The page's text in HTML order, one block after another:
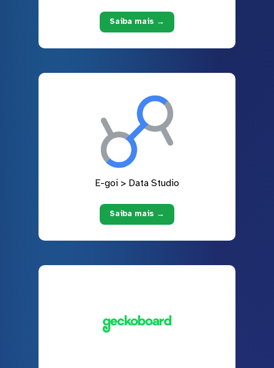
Saiba mais →
E-goi > Data Studio
Saiba mais →